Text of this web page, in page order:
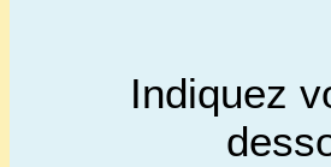
Indiquez